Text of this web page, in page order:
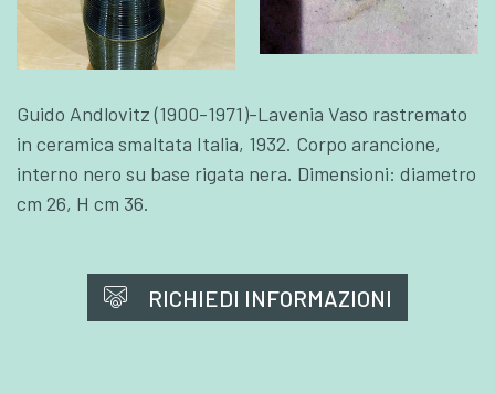
Guido Andlovitz (1900-1971)-Lavenia Vaso rastremato
in ceramica smaltata Italia, 1932. Corpo arancione,
interno nero su base rigata nera. Dimensioni: diametro
cm 26, H cm 36.
RICHIEDI INFORMAZIONI